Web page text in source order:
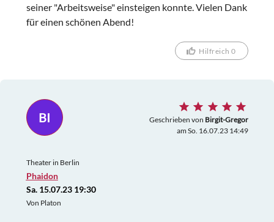
seiner "Arbeitsweise" einsteigen konnte. Vielen Dank
für einen schönen Abend!
Hilfreich 0
BI Geschrieben von Birgit-Gregor
am So. 16.07.23 14:49
Theater in Berlin
Phaidon
Sa. 15.07.23 19:30
Von Platon